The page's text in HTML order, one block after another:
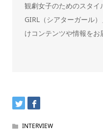
観劇女子のためのスタイ
GIRL（シアターガール
けコンテンツや情報をお
INTERVIEW